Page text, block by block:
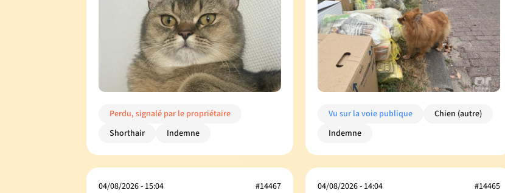
Perdu, signalé par le propriétaire
Shorthair
Indemne
Vu sur la voie publique
Chien (autre)
Indemne
04/08/2026 - 15:04
#14467
04/08/2026 - 14:04
#14465